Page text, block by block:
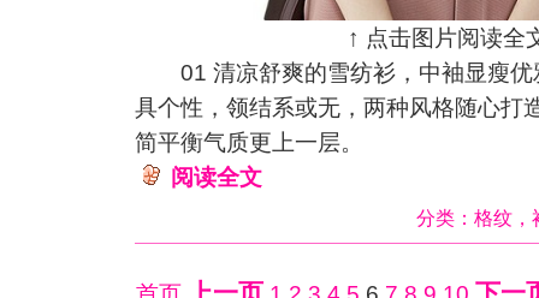
↑ 点击图片阅读全
01 清凉舒爽的雪纺衫，中袖显瘦优
具个性，领结系或无，两种风格随心打
简平衡气质更上一层。
阅读全文
分类： 格纹 ，